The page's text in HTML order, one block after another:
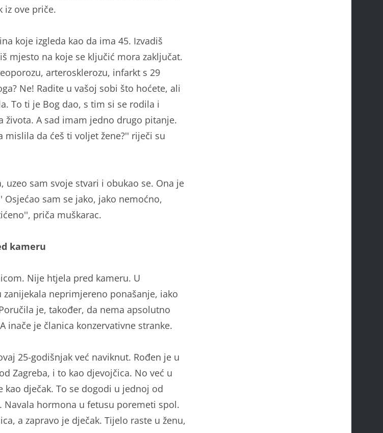
iz ove priče.
koje izgleda kao da ima 45. Izvadiš
mjesto na koje se ključić mora zaključat.
arterosklerozu, infarkt s 29
Ne! Radite u vašoj sobi što hoćete, ali
To ti je Bog dao, s tim si se rodila i
života. A sad imam jedno drugo pitanje.
mislila da ćeš ti voljet žene?'' riječi su
uzeo sam svoje stvari i obukao se. Ona je
Osjećao sam se jako, jako nemoćno,
priča muškarac.
kameru
Nije htjela pred kameru. U
neprimjereno ponašanje, iako
je, također, da nema apsolutno
inače je članica konzervativne stranke.
25-godišnjak već naviknut. Rođen je u
Zagreba, i to kao djevojčica. No već u
kao dječak. To se dogodi u jednoj od
Navala hormona u fetusu poremeti spol.
a zapravo je dječak. Tijelo raste u ženu,